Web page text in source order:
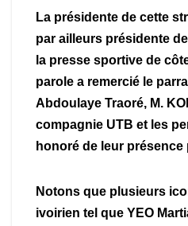
La présidente de cette
par ailleurs présidente
la presse sportive de
parole a remercié le
Abdoulaye Traoré, M.
compagnie UTB et les
honoré de leur présence
Notons que plusieurs
ivoirien tel que YEO